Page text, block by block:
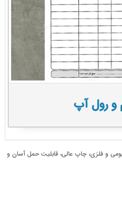
و رول آپ
و فلزی، چاپ عالی، قابلیت حمل آسان و